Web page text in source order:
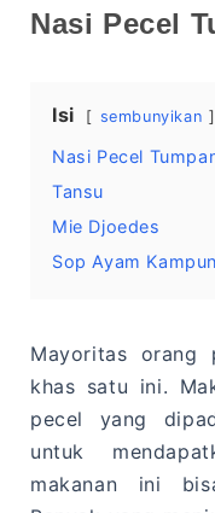
Nasi Pecel
Isi sembunyikan
Nasi Pecel
Tansu
Mie Djoedes
Sop Ayam
Mayoritas orang
khas satu ini.
pecel yang
untuk
makanan ini